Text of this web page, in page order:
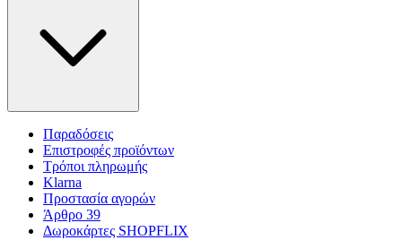
Παραδόσεις
Επιστροφές προϊόντων
Τρόποι πληρωμής
Klarna
Προστασία αγορών
Άρθρο 39
Δωροκάρτες SHOPFLIX